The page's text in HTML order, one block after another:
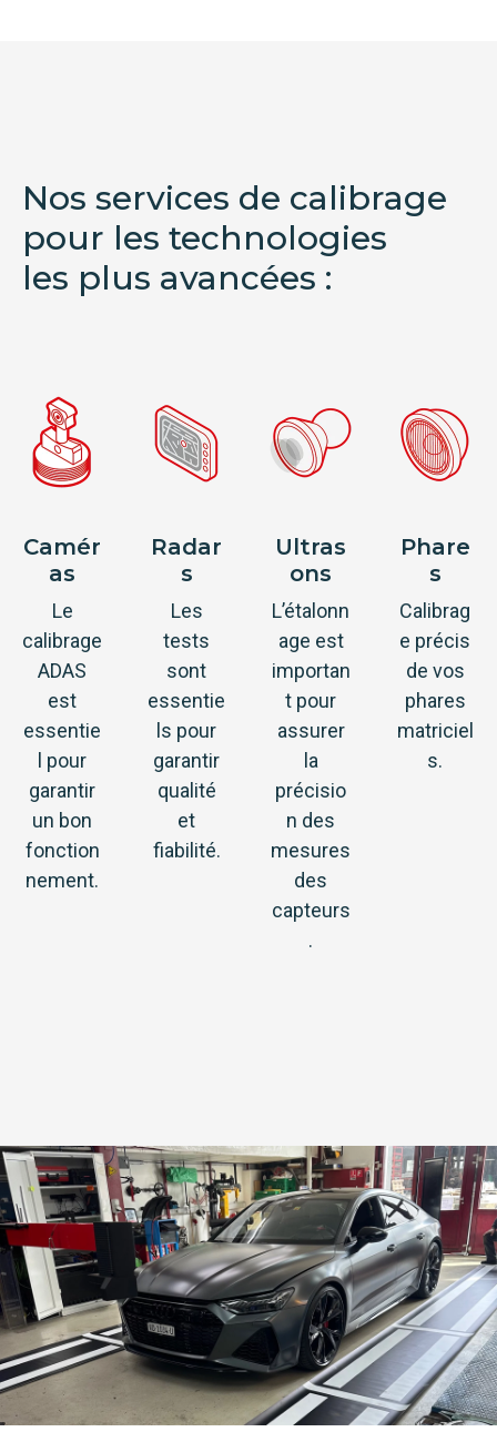
Nos services de calibrage
pour les technologies
les plus avancées :
Camér
as
Le
calibrage
ADAS
est
essentie
l pour
garantir
un bon
fonction
nement.
Radar
s
Les
tests
sont
essentie
ls pour
garantir
qualité
et
fiabilité.
Ultras
ons
L’étalonn
age est
importan
t pour
assurer
la
précisio
n des
mesures
des
capteurs
.
Phare
s
Calibrag
e précis
de vos
phares
matriciel
s.